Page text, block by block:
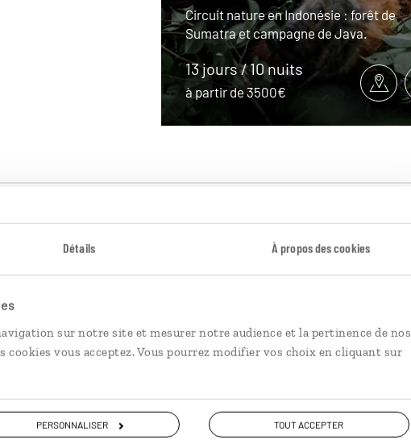
Détails À propos des cookies
sur notre site et mesurer notre audience et la pertinence de nos
vous acceptez. Vous pourrez modifier vos choix en cliquant sur
PERSONNALISER TOUT ACCEPTER
Circuit nature en Indonésie : forêt de
Sumatra et campagne de Java.
13 jours / 10 nuits
à partir de 3500€